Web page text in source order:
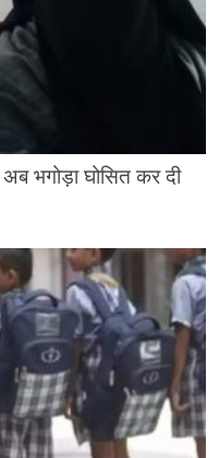
अब भगोड़ा घोसित कर दी